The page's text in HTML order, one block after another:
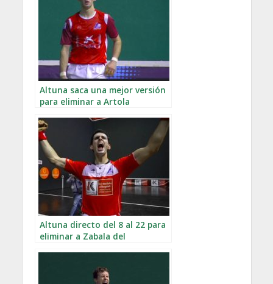
Altuna saca una mejor versión
para eliminar a Artola
Altuna directo del 8 al 22 para
eliminar a Zabala del